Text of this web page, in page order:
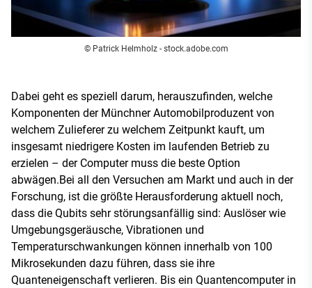
© Patrick Helmholz - stock.adobe.com
Dabei geht es speziell darum, herauszufinden, welche
Komponenten der Münchner Automobilproduzent von
welchem Zulieferer zu welchem Zeitpunkt kauft, um
insgesamt niedrigere Kosten im laufenden Betrieb zu
erzielen – der Computer muss die beste Option
abwägen.Bei all den Versuchen am Markt und auch in der
Forschung, ist die größte Herausforderung aktuell noch,
dass die Qubits sehr störungsanfällig sind: Auslöser wie
Umgebungsgeräusche, Vibrationen und
Temperaturschwankungen können innerhalb von 100
Mikrosekunden dazu führen, dass sie ihre
Quanteneigenschaft verlieren. Bis ein Quantencomputer in